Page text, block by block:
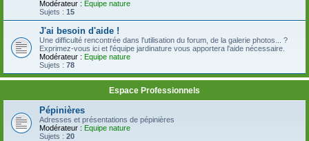
Modérateur : Equipe nature
Sujets : 15
J'ai besoin d'aide !
Une difficulté rencontrée dans l'utilisation du forum, de la galerie photos... ?
Exprimez-vous ici et l'équipe jardinature vous apportera l'aide nécessaire.
Modérateur : Equipe nature
Sujets : 78
Espace Professionnels
Pépinières
Adresses et présentations de pépinières
Modérateur : Equipe nature
Sujets : 20